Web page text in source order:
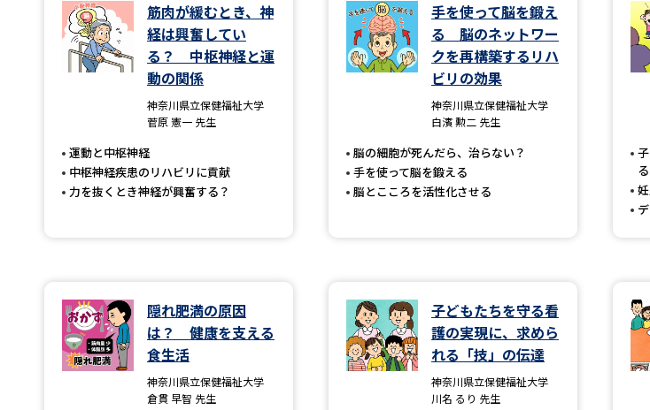
大学で学べ
新増設大学・
新学年スター
SELFBRAND特
来場型・Web型
筋肉が緩むとき、神
経は興奮してい
る？ 中枢神経と運
動の関係
神奈川県立保健福祉大学
菅原 憲一 先生
運動と中枢神経
中枢神経疾患のリハビリに貢献
力を抜くとき神経が興奮する？
手を使って脳を鍛え
る 脳のネットワー
クを再構築するリハ
ビリの効果
神奈川県立保健福祉大学
白濱 勲二 先生
脳の細胞が死んだら、治らない？
手を使って脳を鍛える
脳とこころを活性化させる
る
隠れ肥満の原因
は？ 健康を支える
食生活
神奈川県立保健福祉大学
倉貫 早智 先生
子どもたちを守る看
護の実現に、求めら
れる「技」の伝達
神奈川県立保健福祉大学
川名 るり 先生